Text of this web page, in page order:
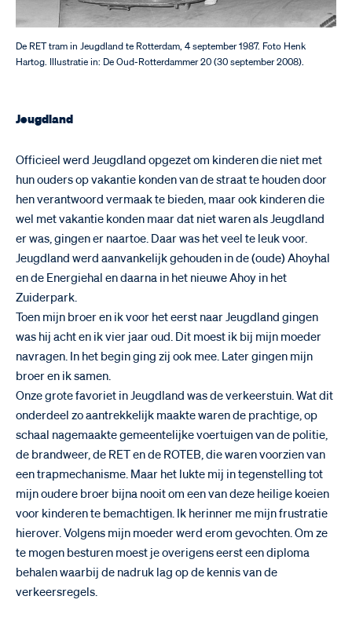
De RET tram in Jeugdland te Rotterdam, 4 september 1987. Foto Henk
Hartog. Illustratie in: De Oud-Rotterdammer 20 (30 september 2008).
Jeugdland
Officieel werd Jeugdland opgezet om kinderen die niet met
hun ouders op vakantie konden van de straat te houden door
hen verantwoord vermaak te bieden, maar ook kinderen die
wel met vakantie konden maar dat niet waren als Jeugdland
er was, gingen er naartoe. Daar was het veel te leuk voor.
Jeugdland werd aanvankelijk gehouden in de (oude) Ahoyhal
en de Energiehal en daarna in het nieuwe Ahoy in het
Zuiderpark.
Toen mijn broer en ik voor het eerst naar Jeugdland gingen
was hij acht en ik vier jaar oud. Dit moest ik bij mijn moeder
navragen. In het begin ging zij ook mee. Later gingen mijn
broer en ik samen.
Onze grote favoriet in Jeugdland was de verkeerstuin. Wat dit
onderdeel zo aantrekkelijk maakte waren de prachtige, op
schaal nagemaakte gemeentelijke voertuigen van de politie,
de brandweer, de RET en de ROTEB, die waren voorzien van
een trapmechanisme. Maar het lukte mij in tegenstelling tot
mijn oudere broer bijna nooit om een van deze heilige koeien
voor kinderen te bemachtigen. Ik herinner me mijn frustratie
hierover. Volgens mijn moeder werd erom gevochten. Om ze
te mogen besturen moest je overigens eerst een diploma
behalen waarbij de nadruk lag op de kennis van de
verkeersregels.